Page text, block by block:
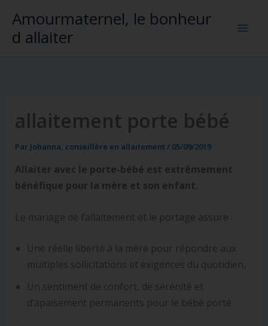
contenu
Amourmaternel, le bonheur
d allaiter
allaitement porte bébé
Par Johanna, conseillère en allaitement/ 05/09/2019
Allaiter avec le porte-bébé est extrêmement
bénéfique pour la mère et son enfant.
Le mariage de l’allaitement et le portage assure :
Une réelle liberté à la mère pour répondre aux
multiples sollicitations et exigences du quotidien,
Un sentiment de confort, de sérénité et
d’apaisement permanents pour le bébé porté.